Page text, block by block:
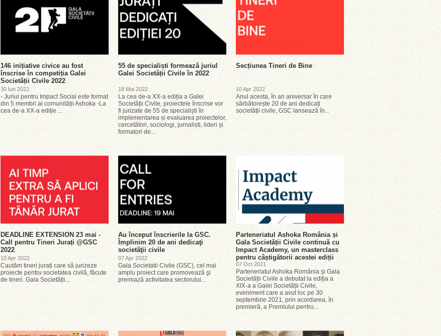
146 inițiative civice au fost
înscrise în competiția Galei
Societății Civile 2022
30 Iun 2022
- Juriul pentru Impact Social este format
din 5 membri ai comunității Ashoka -La
cea de-a XX-a ediție ...
55 de specialiști formează juriul
Galei Societății Civile în 2022
18 Mai 2022
La cea de-a XX-a ediția a Galei
Societății Civile, proiectele înscrise vor
fi jurizate de 55 de specialiști în
implementarea și evaluarea proiectelor,
cercetători, sociologi, jurnaliști, lideri și
formatori de...
Secțiunea Tineri de Bine
10 Apr 2022
Anul acesta, în an aniversar în care
sărbătorește 20 de ani dedicați
societății civile, GSC lansează în...
DEADLINE EXTENSION 23 mai -
Call pentru Tineri Jurați @GSC
2022
10 Apr 2022
Cautăm tineri jurați care să jurizeze
proiecte pentru societatea civilă, făcute
de tineri. Gala Societății...
Au început înscrierile la GSC.
Împlinim 20 de ani dedicaţi
societăţii civile
07 Apr 2022
Gala Societatii Civile (GSC), cel mai
amplu proiect care promovează şi
premiază activitatea sectorului...
Parteneriatul Ashoka România și
Gala Societății Civile continuă cu
Impact Academy, un masterclass
pentru câștigătorii acestei ediții
07 Oct 2021
Parteneriatul Ashoka România și Gala
Societății Civile a debutat la ediția a
XIX-a a Galei Societății Civile,
eveniment care a avut loc pe 30
septembrie 2021, prin acordarea, în
premieră, a Premiului pentru...